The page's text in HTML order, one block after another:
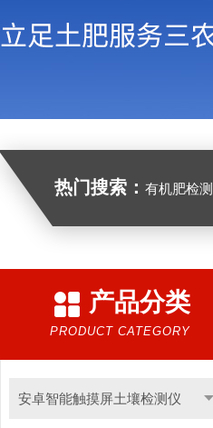
热门搜索： 有机肥检测仪，
产品分类
PRODUCT CATEGORY
安卓智能触摸屏土壤检测仪